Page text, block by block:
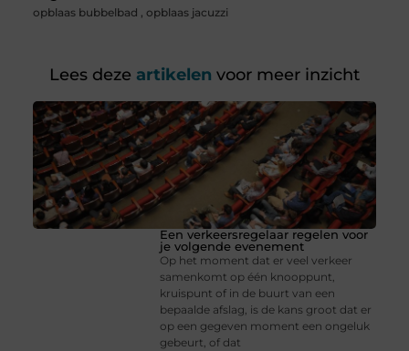
opblaas bubbelbad , opblaas jacuzzi
Lees deze artikelen voor meer inzicht
Een verkeersregelaar regelen voor
je volgende evenement
Op het moment dat er veel verkeer
samenkomt op één knooppunt,
kruispunt of in de buurt van een
bepaalde afslag, is de kans groot dat er
op een gegeven moment een ongeluk
gebeurt, of dat